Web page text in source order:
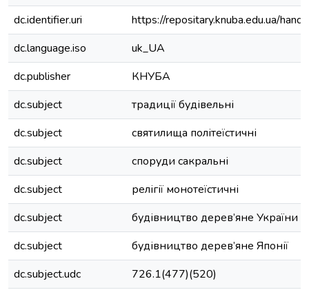
dc.identifier.uri
https://repositary.knuba.edu.ua/
dc.language.iso
uk_UA
dc.publisher
КНУБА
dc.subject
традиції будівельні
dc.subject
святилища політеїстичні
dc.subject
споруди сакральні
dc.subject
релігії монотеїстичні
dc.subject
будівництво дерев’яне України
dc.subject
будівництво дерев’яне Японії
dc.subject.udc
726.1(477)(520)